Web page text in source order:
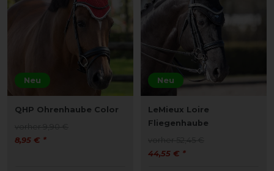
Neu
QHP Ohrenhaube Color
8,95 € *
Neu
LeMieux Loire
Fliegenhaube
44,55 € *